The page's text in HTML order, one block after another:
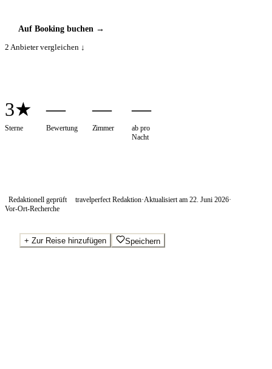
Auf Booking buchen→
2 Anbieter vergleichen ↓
3★
Sterne
—
Bewertung
—
Zimmer
—
ab pro
Nacht
Redaktionell geprüft travelperfect Redaktion·Aktualisiert am 22. Juni 2026·
Vor-Ort-Recherche
+ Zur Reise hinzufügen Speichern